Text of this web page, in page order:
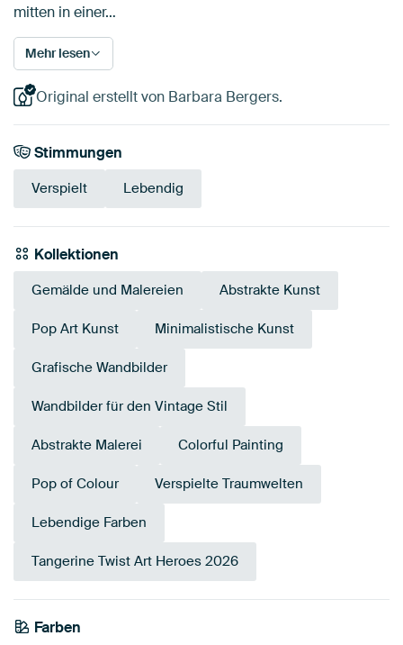
mitten in einer…
Mehr lesen
Original erstellt von Barbara Bergers.
Stimmungen
Verspielt Lebendig
Kollektionen
Gemälde und Malereien Abstrakte Kunst
Pop Art Kunst Minimalistische Kunst
Grafische Wandbilder
Wandbilder für den Vintage Stil
Abstrakte Malerei Colorful Painting
Pop of Colour Verspielte Traumwelten
Lebendige Farben
Tangerine Twist Art Heroes 2026
Farben
Orange
Terrakotta